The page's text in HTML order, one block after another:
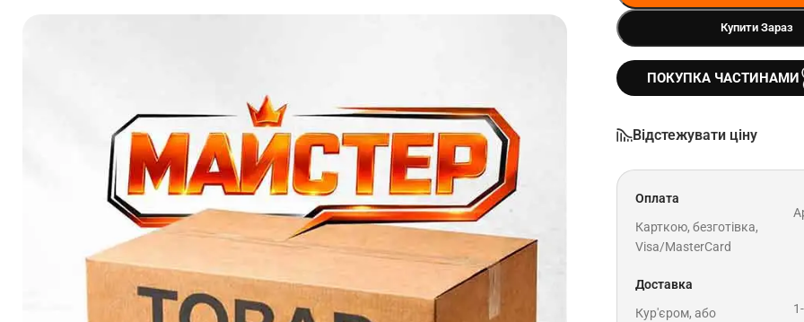
Купити Зараз
ПОКУПКА ЧАСТИНАМИ
Відстежувати ціну
Оплата
Карткою, безготівка,
Visa/MasterCard
Доставка
Кур'єром, або